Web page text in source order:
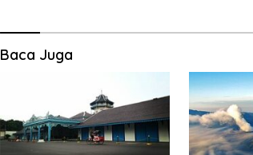
Baca Juga